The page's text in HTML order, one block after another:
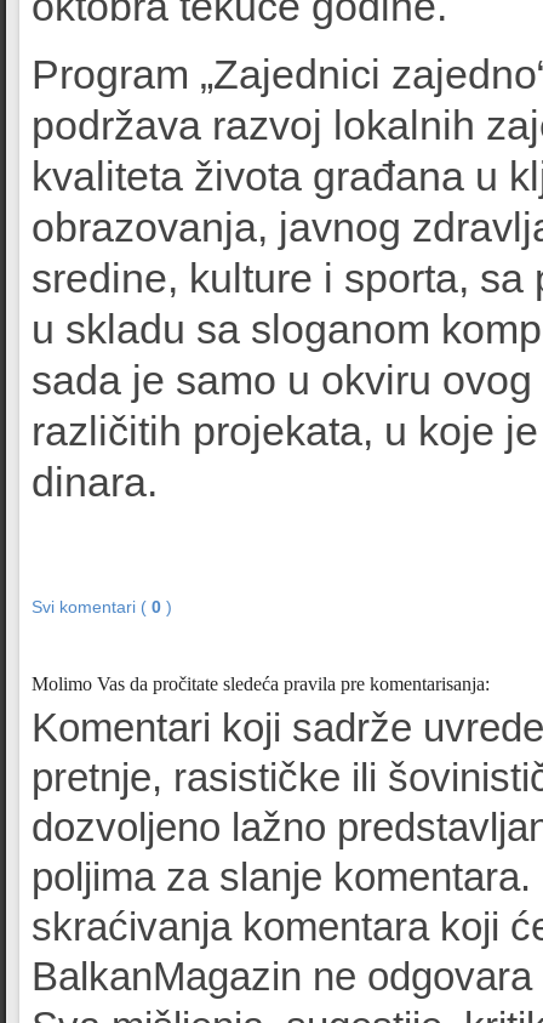
Program „Zajednici
podržava razvoj lokalnih
kvaliteta života građana u
obrazovanja, javnog
sredine, kulture i sporta,
u skladu sa sloganom
sada je samo u okviru
različitih projekata, u koje
dinara.
Svi komentari ( 0 )
Molimo Vas da pročitate sledeća pravila pre komentarisanja:
Komentari koji sadrže
pretnje, rasističke ili
dozvoljeno lažno
poljima za slanje
skraćivanja komentara koji
BalkanMagazin ne